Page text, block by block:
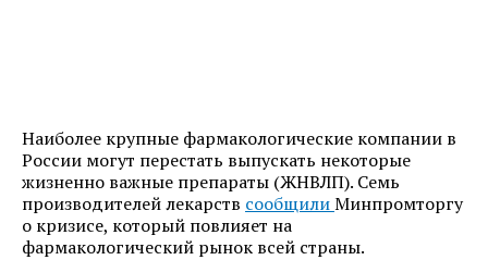
Наиболее крупные фармакологические компании в
России могут перестать выпускать некоторые
жизненно важные препараты (ЖНВЛП). Семь
производителей лекарств сообщилиМинпромторгу
о кризисе, который повлияет на
фармакологический рынок всей страны.